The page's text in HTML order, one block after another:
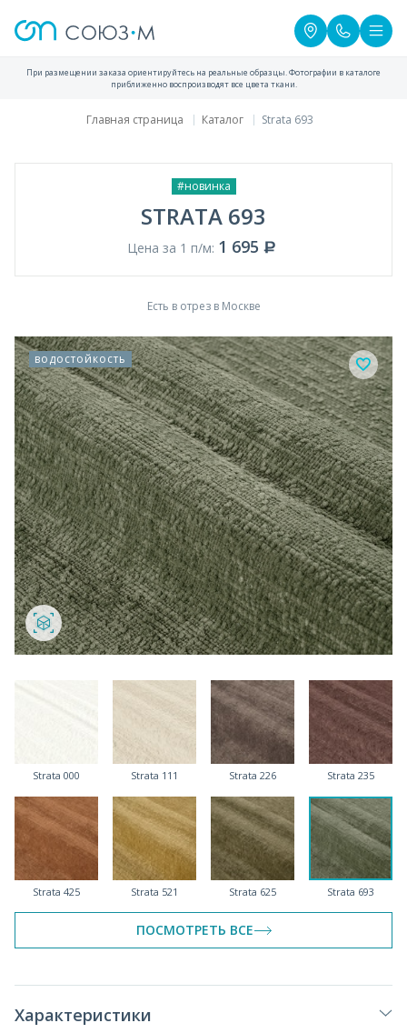
При размещении заказа ориентируйтесь на реальные образцы. Фотографии в каталоге
приближенно воспроизводят все цвета ткани.
Главная страница Каталог Strata 693
#новинка
STRATA 693
Цена за 1 п/м: 1 695
Есть в отрез в Москве
водостойкость
Strata 000 Strata 111 Strata 226 Strata 235
Strata 425 Strata 521 Strata 625 Strata 693
ПОСМОТРЕТЬ ВСЕ
Характеристики